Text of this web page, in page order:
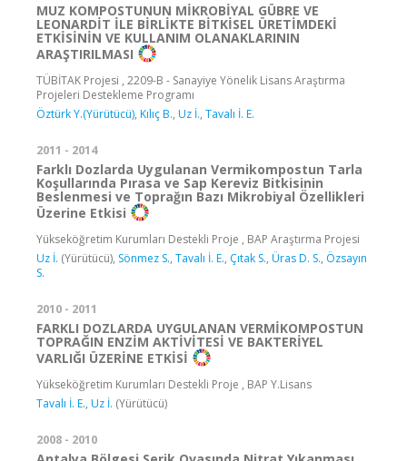
MUZ KOMPOSTUNUN MİKROBİYAL GÜBRE VE
LEONARDİT İLE BİRLİKTE BİTKİSEL ÜRETİMDEKİ
ETKİSİNİN VE KULLANIM OLANAKLARININ
ARAŞTIRILMASI
TÜBİTAK Projesi , 2209-B - Sanayiye Yönelik Lisans Araştırma
Projeleri Destekleme Programı
Öztürk Y.(Yürütücü), Kılıç B., Uz İ., Tavalı İ. E.
2011 - 2014
Farklı Dozlarda Uygulanan Vermikompostun Tarla
Koşullarında Pırasa ve Sap Kereviz Bitkisinin
Beslenmesi ve Toprağın Bazı Mikrobiyal Özellikleri
Üzerine Etkisi
Yükseköğretim Kurumları Destekli Proje , BAP Araştırma Projesi
Uz İ. (Yürütücü), Sönmez S., Tavalı İ. E., Çıtak S., Üras D. S., Özsayın
S.
2010 - 2011
FARKLI DOZLARDA UYGULANAN VERMİKOMPOSTUN
TOPRAĞIN ENZİM AKTİVİTESİ VE BAKTERİYEL
VARLIĞI ÜZERİNE ETKİSİ
Yükseköğretim Kurumları Destekli Proje , BAP Y.Lisans
Tavalı İ. E., Uz İ. (Yürütücü)
2008 - 2010